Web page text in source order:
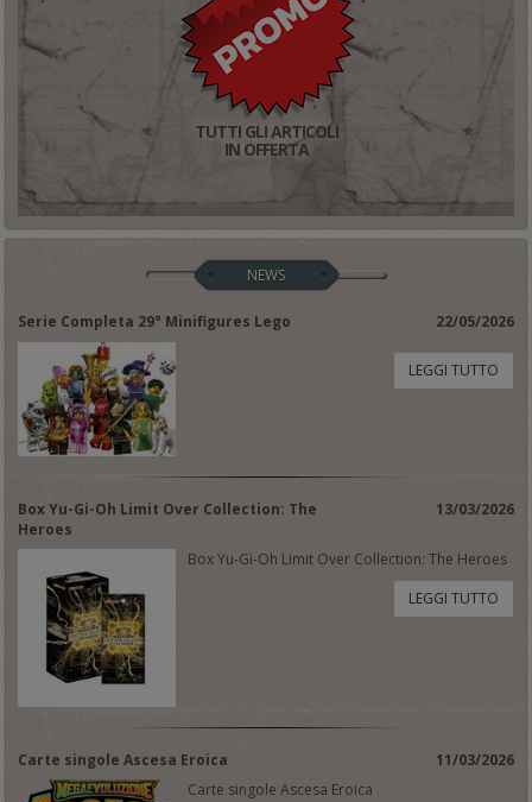
TUTTI GLI ARTICOLI
IN OFFERTA
NEWS
Serie Completa 29° Minifigures Lego 22/05/2026
LEGGI TUTTO
Box Yu-Gi-Oh Limit Over Collection: The
Heroes
13/03/2026
Box Yu-Gi-Oh Limit Over Collection: The Heroes
LEGGI TUTTO
Carte singole Ascesa Eroica
11/03/2026
Carte singole Ascesa Eroica